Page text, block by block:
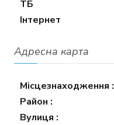
ТБ
Інтернет
Адресна карта
Місцезнаходження :
Район :
Вулиця :